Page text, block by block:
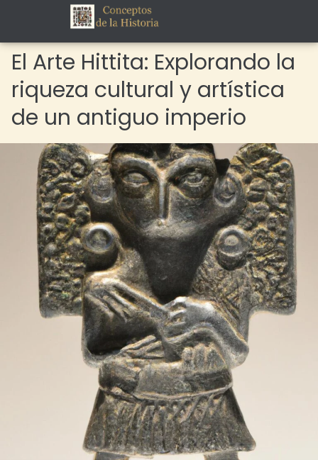
El Arte Hittita: Explorando la
riqueza cultural y artística
de un antiguo imperio